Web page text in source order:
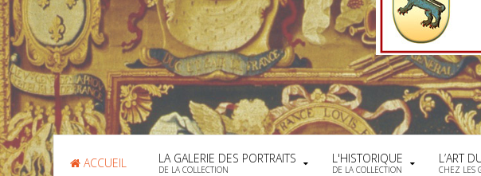
ACCUEIL LA GALERIE DES PORTRAITS
DE LA COLLECTION
L'HISTORIQUE
DE LA COLLECTION
L’ART
CHEZ LES